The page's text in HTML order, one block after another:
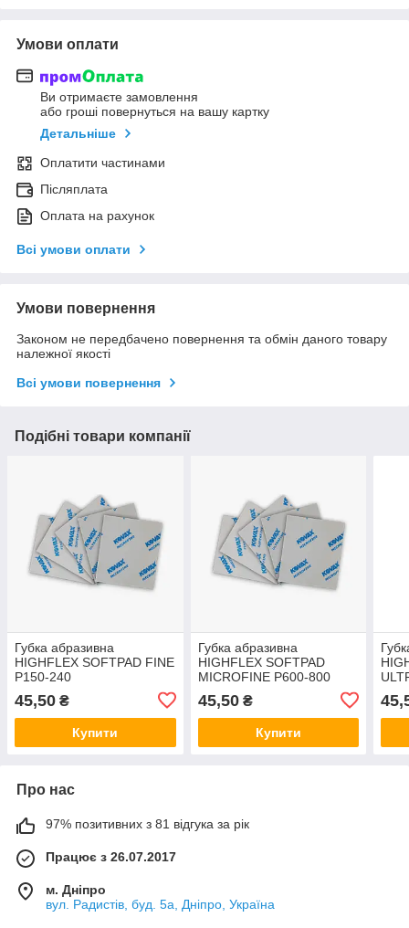
Умови оплати
Ви отримаєте замовлення
або гроші повернуться на вашу картку
Детальніше
Оплатити частинами
Післяплата
Оплата на рахунок
Всі умови оплати
Умови повернення
Законом не передбачено повернення та обмін даного товару
належної якості
Всі умови повернення
Подібні товари компанії
Губка абразивна
HIGHFLEX SOFTPAD FINE
P150-240
45,50 ₴
Купити
Губка абразивна
HIGHFLEX SOFTPAD
MICROFINE P600-800
45,50₴
Купити
Про нас
97% позитивних з 81 відгука за рік
Працює з 26.07.2017
м. Дніпро
вул. Радистів, буд. 5а, Дніпро, Україна